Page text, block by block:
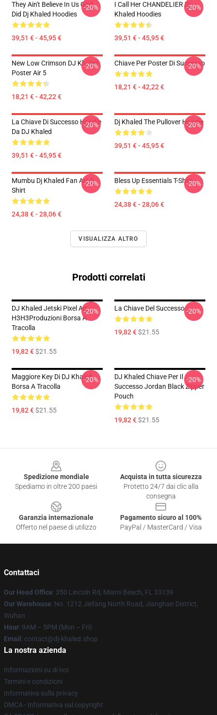
They Ain't Believe In Us God
Did Dj Khaled Hoodies
39,51 € - 45,95 €
-20%
I Call Her CHANDELIER Dj
Khaled Hoodies
39,51 € - 45,95 €
-20%
New Low Crimson DJ Khaled
Poster Air 5
18,21 € - 42,22 €
-20% Chiave Per Poster Di Successo
18,21 € - 42,22 €
-20%
La Chiave Di Successo Hoodie
Da DJ Khaled
39,51 € - 45,95 €
-20% Dj Khaled The Pullover Hoodie
39,51 € - 45,95 €
-20%
Mumbu Dj Khaled Fan Art T-
Shirt
24,38 € - 28,06 €
-20% Bless Up Essentials T-Shirt
24,38 € - 28,06 €
-20%
VISUALIZZA ALTRO
Prodotti correlati
DJ Khaled Jetski Pixel Art
H3H3Produzioni Borsa A
Tracolla
19,82 €$21.55
-20% La Chiave Del Successo
19,82 €$21.55
-20%
Maggiore Key Di DJ Khaled
Borsa A Tracolla
19,82 €$21.55
-20%
DJ Khaled Chiave Per Il
Successo Jordan Black Zipper
Pouch
19,82 €$21.55
-20%
Spedizione mondiale
Spediamo in oltre 200 paesi
Acquista in tutta sicurezza
Protetto 24/7 dai clic alla
consegna
Garanzia internazionale
Offerto nel paese di utilizzo
Pagamento sicuro al 100%
PayPal / MasterCard / Visa
Contattaci
Our Head Office: 350 Lincoln Rd, Miami Beach, FL 33139
Our Warehouse: No. 1212 Jiefang North Road, Jianghan District,
Wuhan
Hour: 9AM – 5PM (Mon – Fri)
Email : contact@dj-khaled.shop
La nostra azienda
Informazioni su di noi
Termini e condizioni
Informativa sulla privacy
DMCA - Informativa sul copyright